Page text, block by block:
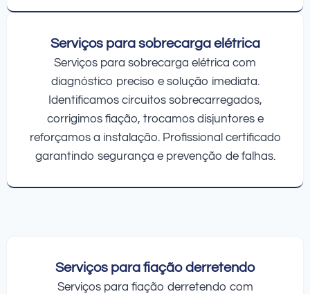
Serviços para sobrecarga elétrica
Serviços para sobrecarga elétrica com
diagnóstico preciso e solução imediata.
Identificamos circuitos sobrecarregados,
corrigimos fiação, trocamos disjuntores e
reforçamos a instalação. Profissional certificado
garantindo segurança e prevenção de falhas.
Serviços para fiação derretendo
Serviços para fiação derretendo com